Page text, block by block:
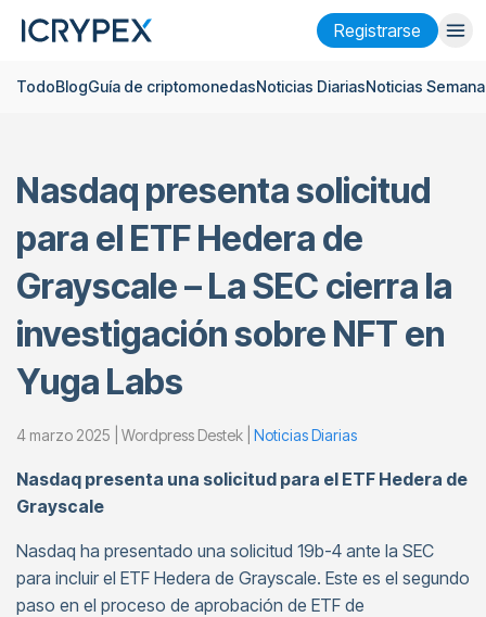
Registrarse
Iniciar sesión Registrarse
Empresa
Investigación
Ayuda
Futurosx50
TodoBlogGuía de criptomonedasNoticias DiariasNoticias
Nasdaq presenta solicitud
para el ETF Hedera de
Grayscale – La SEC cierra la
investigación sobre NFT en
Yuga Labs
4 marzo 2025 | Wordpress Destek | Noticias Diarias
Nasdaq presenta una solicitud para el ETF Hedera de
Grayscale
Nasdaq ha presentado una solicitud 19b-4 ante la SEC
para incluir el ETF Hedera de Grayscale. Este es el segundo
paso en el proceso de aprobación de ETF de